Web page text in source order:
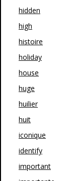
hidden
high
histoire
holiday
house
huge
huilier
huit
iconique
identify
important